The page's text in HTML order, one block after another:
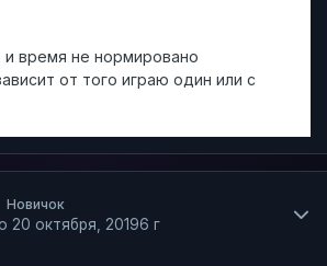
и время не нормировано
от того играю один или с
Новичок
20 октября, 20196 г